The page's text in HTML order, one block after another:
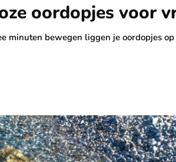
oordopjes voor
minuten bewegen liggen je oordopjes